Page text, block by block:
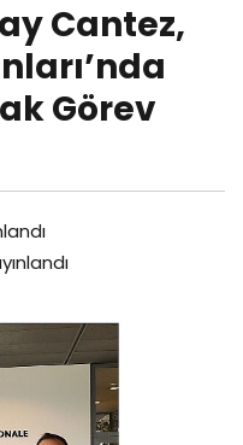
Cantez,
Görev